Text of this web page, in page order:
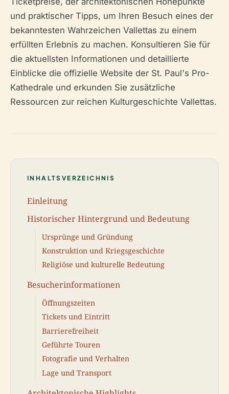
und praktischer Tipps, um Ihren Besuch eines der
bekanntesten Wahrzeichen Vallettas zu einem
erfüllten Erlebnis zu machen. Konsultieren Sie für
die aktuellsten Informationen und detaillierte
Einblicke die offizielle Website der St. Paul's Pro-
Kathedrale und erkunden Sie zusätzliche
Ressourcen zur reichen Kulturgeschichte Vallettas.
INHALTSVERZEICHNIS
Einleitung
Historischer Hintergrund und Bedeutung
Ursprünge und Gründung
Konstruktion und Kriegsgeschichte
Religiöse und kulturelle Bedeutung
Besucherinformationen
Öffnungszeiten
Tickets und Eintritt
Barrierefreiheit
Geführte Touren
Fotografie und Verhalten
Lage und Transport